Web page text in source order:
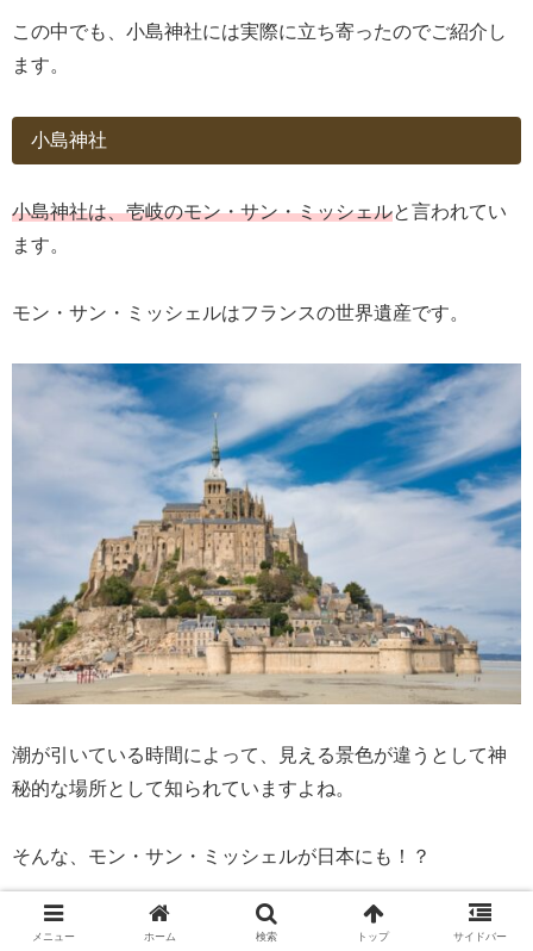
この中でも、小島神社には実際に立ち寄ったのでご紹介し
ます。
小島神社
小島神社は、壱岐のモン・サン・ミッシェルと言われてい
ます。
モン・サン・ミッシェルはフランスの世界遺産です。
潮が引いている時間によって、見える景色が違うとして神
秘的な場所として知られていますよね。
そんな、モン・サン・ミッシェルが日本にも！？
どんな景色が待っているんだろう？？
メニュー ホーム 検索 トップ サイドバー